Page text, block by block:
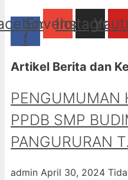
f
Envelope
Instagram
Artikel Berita dan
PENGUMUMAN
PPDB SMP
PANGURURAN
admin April 30, 2024